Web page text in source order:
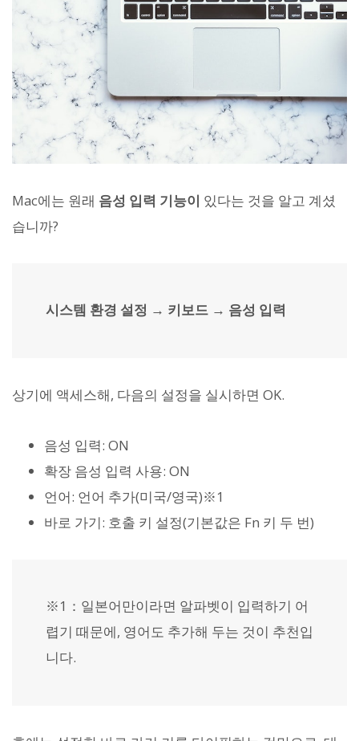
Mac에는 원래 음성 입력 기능이 있다는 것을 알고 계셨
습니까?
시스템 환경 설정 → 키보드 → 음성 입력
상기에 액세스해, 다음의 설정을 실시하면 OK.
음성 입력: ON
확장 음성 입력 사용: ON
언어: 언어 추가(미국/영국)※1
바로 가기: 호출 키 설정(기본값은 Fn 키 두 번)
※1：일본어만이라면 알파벳이 입력하기 어
렵기 때문에, 영어도 추가해 두는 것이 추천입
니다.